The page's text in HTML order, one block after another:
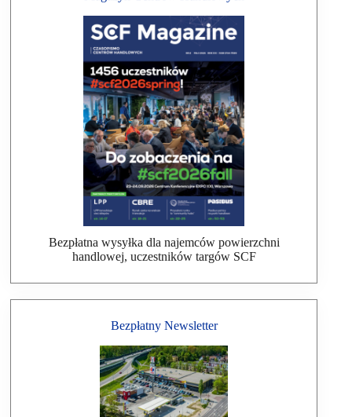
Bezpłatna wysyłka dla najemców powierzchni
handlowej, uczestników targów SCF
Bezpłatny Newsletter